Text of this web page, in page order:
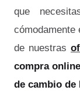
que
cómodamente
de nuestras
compra
de cambio de